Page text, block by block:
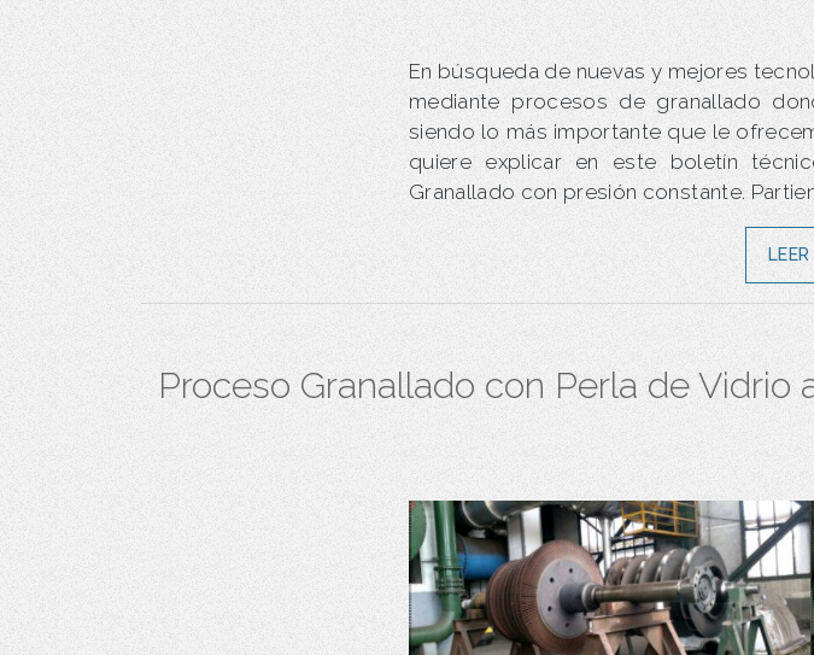
En búsqueda de nuevas y mejores
mediante procesos de granallado
siendo lo más importante que le
quiere explicar en este boletín
Granallado con presión constante.
Proceso Granallado con Perla de Vidrio